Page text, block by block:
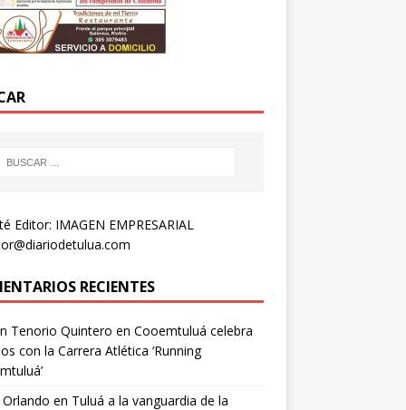
Editor: IMAGEN EMPRESARIAL
RECIENTES
Tenorio Quintero en Cooemtuluá celebra
con la Carrera Atlética ‘Running
Orlando en Tuluá a la vanguardia de la